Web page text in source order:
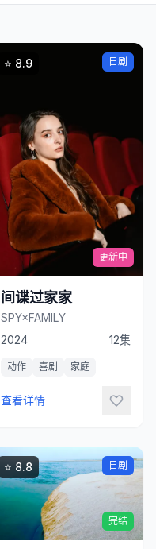
立
即
观
看
⭐ 8.9 日剧
更新中
间谍过家家
SPY×FAMILY
2024
12集
动作 喜剧 家庭
查看详情
立
即
观
看
⭐ 8.8 日剧
完结